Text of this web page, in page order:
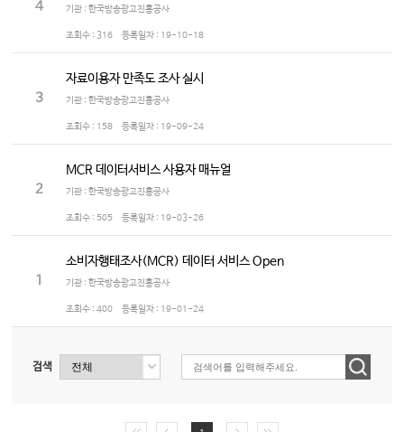
4 기관 : 한국방송광고진흥공사
조회수 : 316 등록일자 : 19-10-18
3
자료이용자 만족도 조사 실시
기관 : 한국방송광고진흥공사
조회수 : 158 등록일자 : 19-09-24
2
MCR 데이터서비스 사용자 매뉴얼
기관 : 한국방송광고진흥공사
조회수 : 505 등록일자 : 19-03-26
1
소비자행태조사(MCR) 데이터 서비스 Open
기관 : 한국방송광고진흥공사
조회수 : 400 등록일자 : 19-01-24
검색